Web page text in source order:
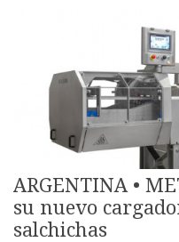
CONTÁCTENOS
CONDICIONES
DE
PRIVACIDAD
MAPA
DEL
ARGENTINA •
su nuevo
salchichas